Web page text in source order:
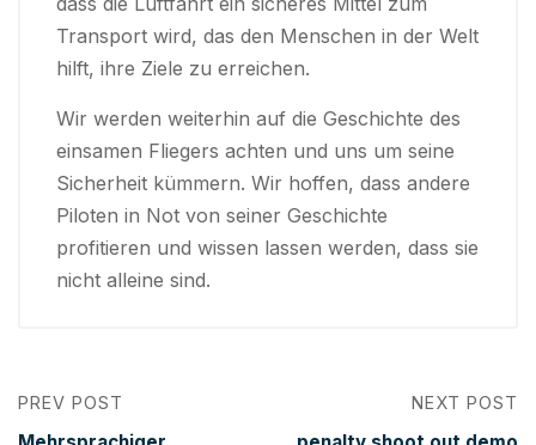
Transport wird, das den Menschen in der Welt
hilft, ihre Ziele zu erreichen.
Wir werden weiterhin auf die Geschichte des
einsamen Fliegers achten und uns um seine
Sicherheit kümmern. Wir hoffen, dass andere
Piloten in Not von seiner Geschichte
profitieren und wissen lassen werden, dass sie
nicht alleine sind.
PREV POST NEXT POST